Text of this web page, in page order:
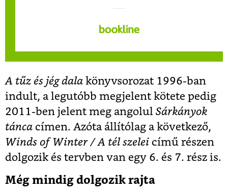
A tűz és jég dala könyvsorozat 1996-ban
indult, a legutóbb megjelent kötete pedig
2011-ben jelent meg angolul Sárkányok
tánca címen. Azóta állítólag a következő,
Winds of Winter / A tél szelei című részen
dolgozik és tervben van egy 6. és 7. rész is.
Még mindig dolgozik rajta